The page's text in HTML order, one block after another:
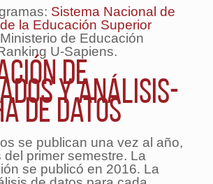
Sistema Nacional de
la Educación Superior
de Educación
U-Sapiens.
de
y análisis-
de datos
se publican una vez al año,
del primer semestre. La
se publicó en 2016. La